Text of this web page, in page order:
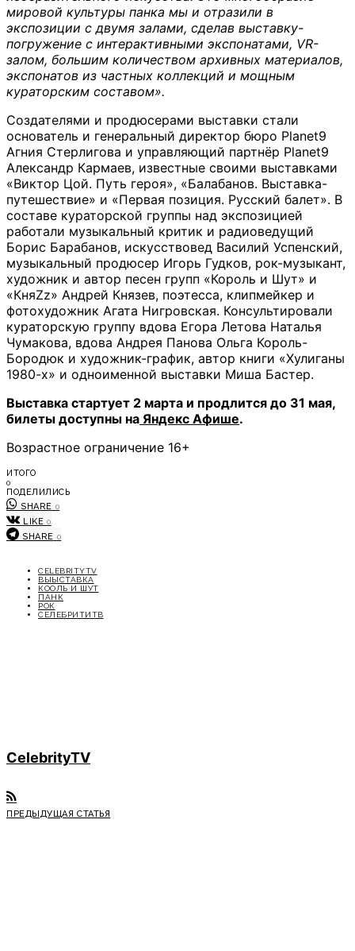
мировой культуры панка мы и отразили в
экспозиции с двумя залами, сделав выставку-
погружение с интерактивными экспонатами, VR-
залом, большим количеством архивных материалов,
экспонатов из частных коллекций и мощным
кураторским составом».
Создателями и продюсерами выставки стали
основатель и генеральный директор бюро Planet9
Агния Стерлигова и управляющий партнёр Planet9
Александр Кармаев, известные своими выставками
«Виктор Цой. Путь героя», «Балабанов. Выставка-
путешествие» и «Первая позиция. Русский балет». В
составе кураторской группы над экспозицией
работали музыкальный критик и радиоведущий
Борис Барабанов, искусствовед Василий Успенский,
музыкальный продюсер Игорь Гудков, рок-музыкант,
художник и автор песен групп «Король и Шут» и
«КняZz» Андрей Князев, поэтесса, клипмейкер и
фотохудожник Агата Нигровская. Консультировали
кураторскую группу вдова Егора Летова Наталья
Чумакова, вдова Андрея Панова Ольга Король-
Бородюк и художник-график, автор книги «Хулиганы
1980-х» и одноименной выставки Миша Бастер.
Выставка стартует 2 марта и продлится до 31 мая,
билеты доступны на Яндекс Афише.
Возрастное ограничение 16+
ИТОГО
0
ПОДЕЛИЛИСЬ
SHARE 0
LIKE 0
SHARE 0
CELEBRITYTV
ВЫЫСТАВКА
КООЛЬ И ШУТ
ПАНК
РОК
СЕЛЕБРИТИТВ
CelebrityTV
ПРЕДЫДУЩАЯ СТАТЬЯ